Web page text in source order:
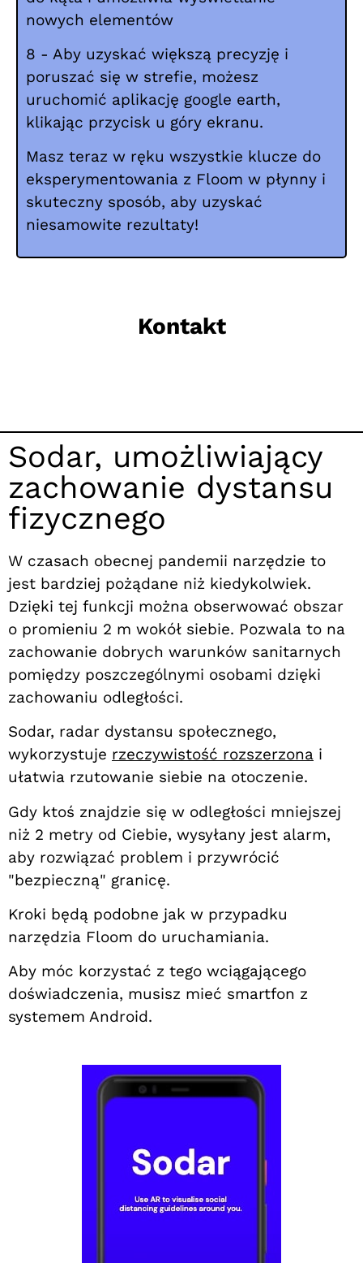
nowych elementów
8 - Aby uzyskać większą precyzję i
poruszać się w strefie, możesz
uruchomić aplikację google earth,
klikając przycisk u góry ekranu.
Masz teraz w ręku wszystkie klucze do
eksperymentowania z Floom w płynny i
skuteczny sposób, aby uzyskać
niesamowite rezultaty!
Kontakt
Sodar, umożliwiający
zachowanie dystansu
fizycznego
W czasach obecnej pandemii narzędzie to
jest bardziej pożądane niż kiedykolwiek.
Dzięki tej funkcji można obserwować obszar
o promieniu 2 m wokół siebie. Pozwala to na
zachowanie dobrych warunków sanitarnych
pomiędzy poszczególnymi osobami dzięki
zachowaniu odległości.
Sodar, radar dystansu społecznego,
wykorzystuje rzeczywistość rozszerzona i
ułatwia rzutowanie siebie na otoczenie.
Gdy ktoś znajdzie się w odległości mniejszej
niż 2 metry od Ciebie, wysyłany jest alarm,
aby rozwiązać problem i przywrócić
"bezpieczną" granicę.
Kroki będą podobne jak w przypadku
narzędzia Floom do uruchamiania.
Aby móc korzystać z tego wciągającego
doświadczenia, musisz mieć smartfon z
systemem Android.